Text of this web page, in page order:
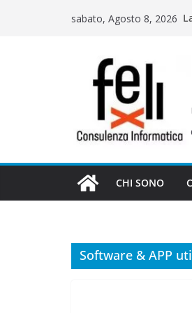
sabato, Agosto 8, 2026
CHI SONO
Software & APP